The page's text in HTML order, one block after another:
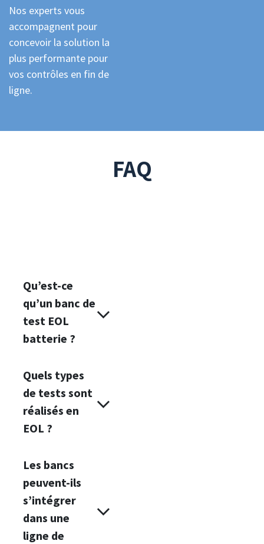
Nos experts vous
accompagnent pour
concevoir la solution la
plus performante pour
vos contrôles en fin de
ligne.
FAQ
Qu’est-ce
qu’un banc de
test EOL
batterie ?
Quels types
de tests sont
réalisés en
EOL ?
Les bancs
peuvent-ils
s’intégrer
dans une
ligne de